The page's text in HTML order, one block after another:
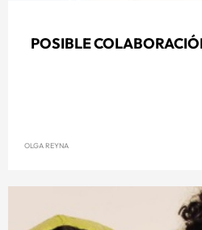
POSIBLE
OLGA REYNA